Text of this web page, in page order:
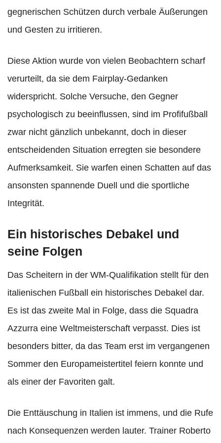
gegnerischen Schützen durch verbale Äußerungen
und Gesten zu irritieren.
Diese Aktion wurde von vielen Beobachtern scharf
verurteilt, da sie dem Fairplay-Gedanken
widerspricht. Solche Versuche, den Gegner
psychologisch zu beeinflussen, sind im Profifußball
zwar nicht gänzlich unbekannt, doch in dieser
entscheidenden Situation erregten sie besondere
Aufmerksamkeit. Sie warfen einen Schatten auf das
ansonsten spannende Duell und die sportliche
Integrität.
Ein historisches Debakel und
seine Folgen
Das Scheitern in der WM-Qualifikation stellt für den
italienischen Fußball ein historisches Debakel dar.
Es ist das zweite Mal in Folge, dass die Squadra
Azzurra eine Weltmeisterschaft verpasst. Dies ist
besonders bitter, da das Team erst im vergangenen
Sommer den Europameistertitel feiern konnte und
als einer der Favoriten galt.
Die Enttäuschung in Italien ist immens, und die Rufe
nach Konsequenzen werden lauter. Trainer Roberto